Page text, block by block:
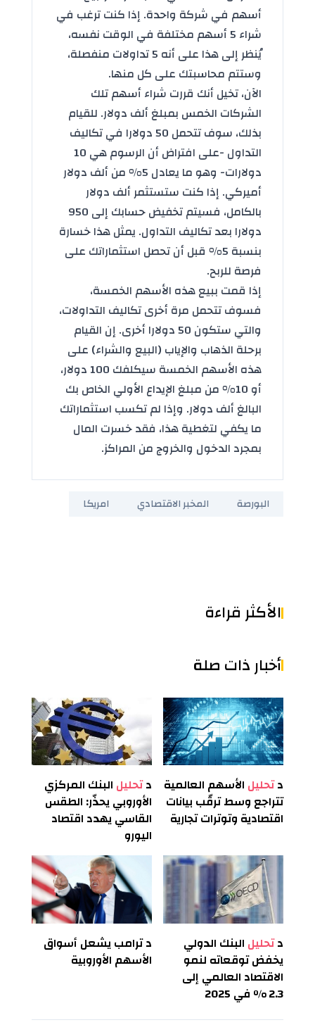
أسهم في شركة واحدة. إذا كنت ترغب في
شراء 5 أسهم مختلفة في الوقت نفسه،
يُنظر إلى هذا على أنه 5 تداولات منفصلة،
وستتم محاسبتك على كل منها.
الآن، تخيل أنك قررت شراء أسهم تلك
الشركات الخمس بمبلغ ألف دولار. للقيام
بذلك، سوف تتحمل 50 دولارا في تكاليف
التداول -على افتراض أن الرسوم هي 10
دولارات- وهو ما يعادل 5% من ألف دولار
أميركي. إذا كنت ستستثمر ألف دولار
بالكامل، فسيتم تخفيض حسابك إلى 950
دولارا بعد تكاليف التداول. يمثل هذا خسارة
بنسبة 5% قبل أن تحصل استثماراتك على
فرصة للربح.
إذا قمت ببيع هذه الأسهم الخمسة،
فسوف تتحمل مرة أخرى تكاليف التداولات،
والتي ستكون 50 دولارا أخرى. إن القيام
برحلة الذهاب والإياب (البيع والشراء) على
هذه الأسهم الخمسة سيكلفك 100 دولار،
أو 10% من مبلغ الإيداع الأولي الخاص بك
البالغ ألف دولار. وإذا لم تكسب استثماراتك
ما يكفي لتغطية هذا، فقد خسرت المال
بمجرد الدخول والخروج من المراكز.
البورصة المخبر الاقتصادي امريكا
الأكثر قراءة
أخبار ذات صلة
دتحليل الأسهم العالمية
تتراجع وسط ترقّب بيانات
اقتصادية وتوترات تجارية
دتحليل البنك المركزي
الأوروبي يحذّر: الطقس
القاسي يهدد اقتصاد
اليورو
دتحليل البنك الدولي
يخفض توقعاته لنمو
الاقتصاد العالمي إلى
2.3 % في 2025
دترامب يشعل أسواق
الأسهم الأوروبية